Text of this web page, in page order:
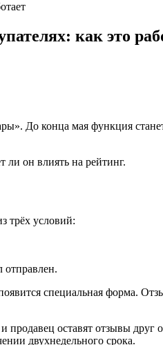
как это
До конца мая функция
ли он влиять на рейтинг.
трёх условий:
отправлен.
специальная форма.
оставят отзывы
двухнедельного срока.